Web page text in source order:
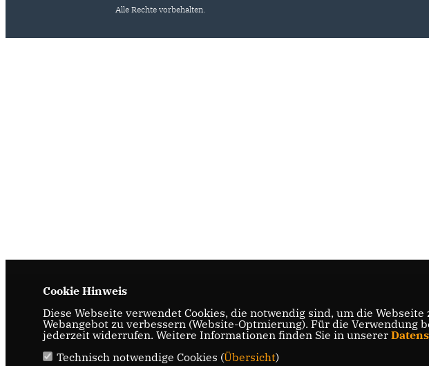
Alle Rechte vorbehalten.
Cookie Hinweis
Diese Webseite verwendet Cookies, die notwendig sind, um die
Webangebot zu verbessern (Website-Optmierung). Für die
jederzeit widerrufen. Weitere Informationen finden Sie in unserer
Technisch notwendige Cookies (Übersicht)